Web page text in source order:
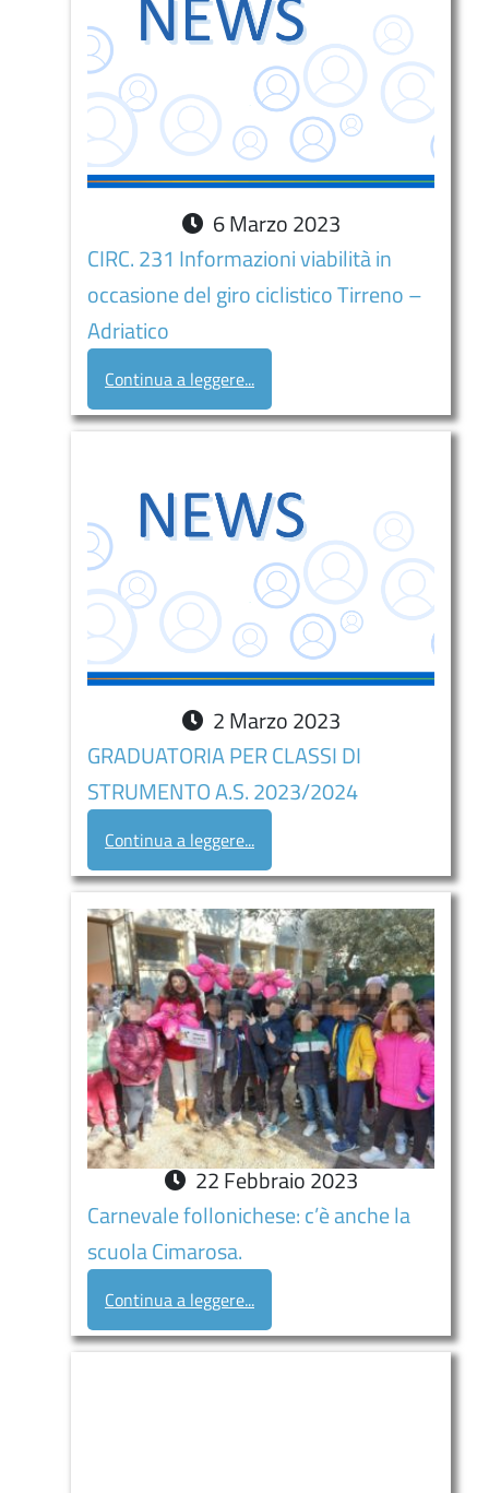
6Marzo 2023
CIRC. 231 Informazioni viabilità in
occasione del giro ciclistico Tirreno –
Adriatico
Continua a leggere...
2 Marzo 2023
GRADUATORIA PER CLASSI DI
STRUMENTO A.S. 2023/2024
Continua a leggere...
22 Febbraio 2023
Carnevale follonichese: c’è anche la
scuola Cimarosa.
Continua a leggere...